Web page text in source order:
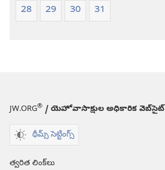
28
29 30 31
JW.ORG® / యెహోవాసాక్షుల అధికారిక వెబ్‌సైట్‌
థీమ్స్ సెట్టింగ్స్
త్వరిత లింక్‌లు